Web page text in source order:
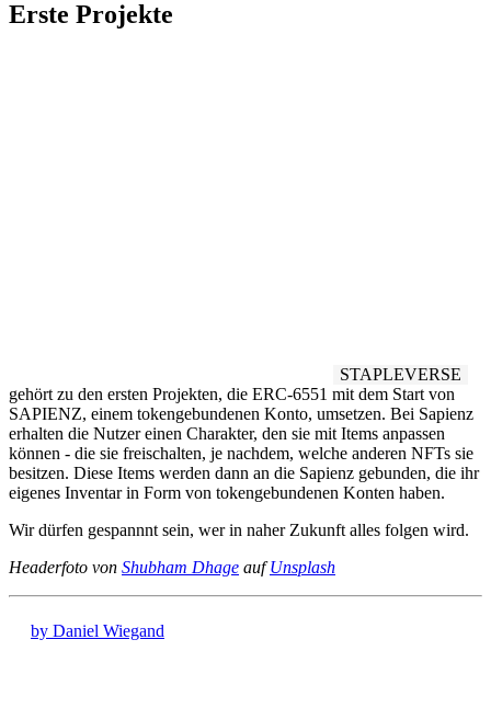
Erste Projekte
STAPLEVERSE
gehört zu den ersten Projekten, die ERC-6551 mit dem Start von
SAPIENZ, einem tokengebundenen Konto, umsetzen. Bei Sapienz
erhalten die Nutzer einen Charakter, den sie mit Items anpassen
können - die sie freischalten, je nachdem, welche anderen NFTs sie
besitzen. Diese Items werden dann an die Sapienz gebunden, die ihr
eigenes Inventar in Form von tokengebundenen Konten haben.
Wir dürfen gespannnt sein, wer in naher Zukunft alles folgen wird.
Headerfoto von Shubham Dhage aufUnsplash
by Daniel Wiegand